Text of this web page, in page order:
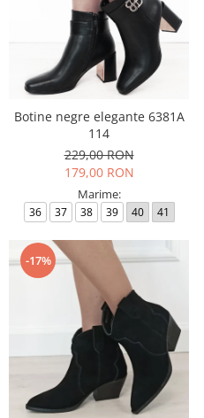
Botine negre elegante 6381A
114
229,00 RON
179,00 RON
Marime:
36 37 38 39 40 41
-17%